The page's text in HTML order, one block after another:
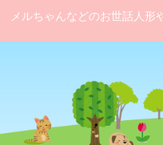
メルちゃんなどのお世話人形